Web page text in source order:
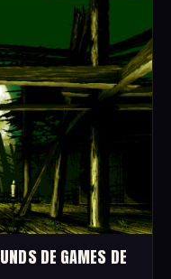
DE GAMES DE